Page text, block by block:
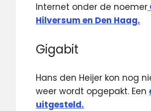
Internet onder de noemer
Hilversum en Den Haag.
Gigabit
Hans den Heijer kon nog
weer wordt opgepakt. Een
uitgesteld.